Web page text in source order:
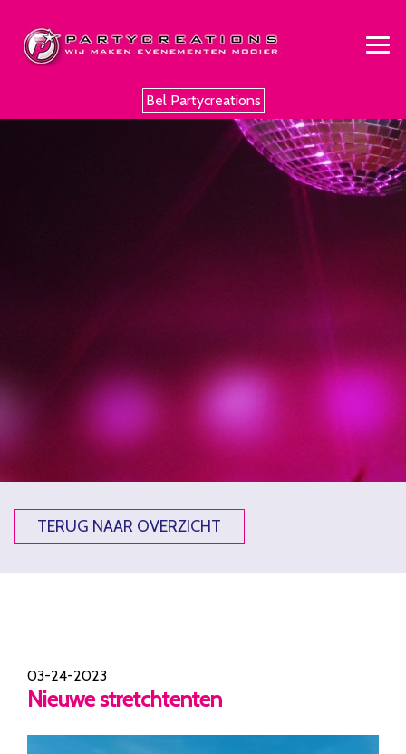
Bel Partycreations
TERUG NAAR OVERZICHT
03-24-2023
Nieuwe stretchtenten